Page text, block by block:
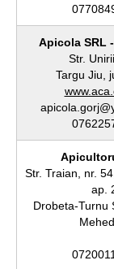
Apicola SRL
Str.
Targu Jiu,
Str. Traian, nr.
ap.
Drobeta-Turnu